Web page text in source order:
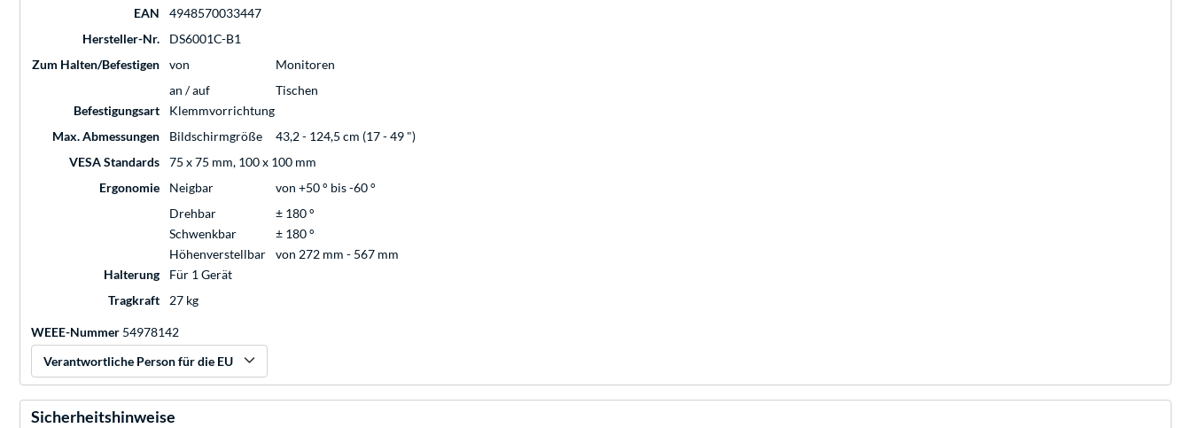
EAN
4948570033447
Hersteller-Nr.
DS6001C-B1
Zum Halten/Befestigen
von
Monitoren
an / auf
Tischen
Befestigungsart
Klemmvorrichtung
Max. Abmessungen
Bildschirmgröße
43,2 - 124,5 cm (17 - 49 ")
VESA Standards
75 x 75 mm, 100 x 100 mm
Ergonomie
Neigbar
von +50 ° bis -60 °
Drehbar
± 180 °
Schwenkbar
± 180 °
Höhenverstellbar
von 272 mm - 567 mm
Halterung
Für 1 Gerät
Tragkraft
27 kg
WEEE-Nummer 54978142
Verantwortliche Person für die EU
Sicherheitshinweise